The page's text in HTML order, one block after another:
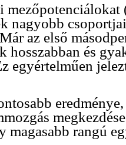
nagyobb
az első
hosszabban és
egyértelműen
magasabb rangú